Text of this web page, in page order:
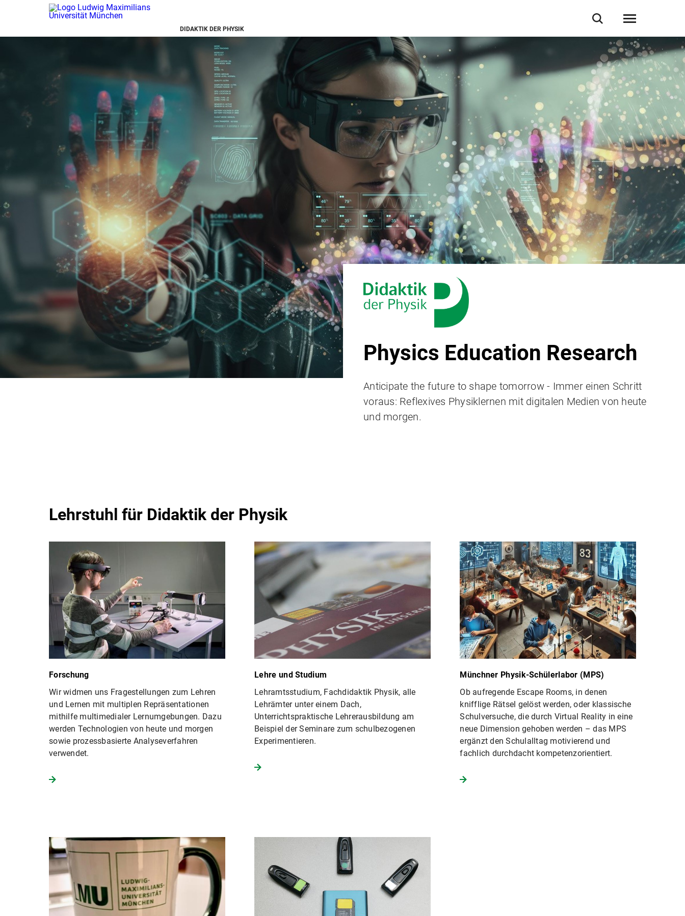
DIDAKTIK DER PHYSIK
Physics Education Research
Anticipate the future to shape tomorrow - Immer einen Schritt
voraus: Reflexives Physiklernen mit digitalen Medien von heute
und morgen.
Lehrstuhl für Didaktik der Physik
Forschung
Wir widmen uns Fragestellungen zum Lehren
und Lernen mit multiplen Repräsentationen
mithilfe multimedialer Lernumgebungen. Dazu
werden Technologien von heute und morgen
sowie prozessbasierte Analyseverfahren
verwendet.
Lehre und Studium
Lehramtsstudium, Fachdidaktik Physik, alle
Lehrämter unter einem Dach,
Unterrichtspraktische Lehrerausbildung am
Beispiel der Seminare zum schulbezogenen
Experimentieren.
Münchner Physik-Schülerlabor (MPS)
Ob aufregende Escape Rooms, in denen
knifflige Rätsel gelöst werden, oder klassische
Schulversuche, die durch Virtual Reality in eine
neue Dimension gehoben werden – das MPS
ergänzt den Schulalltag motivierend und
fachlich durchdacht kompetenzorientiert.